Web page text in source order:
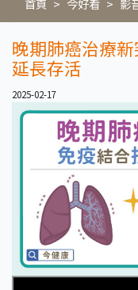
首頁 今好看 影
晚期肺癌治療
延長存活
2025-02-17